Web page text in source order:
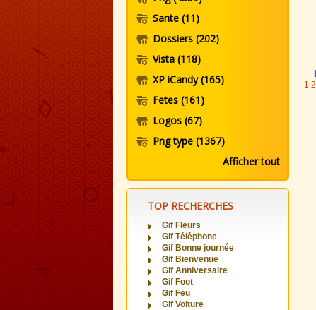
Sante (11)
Dossiers (202)
Vista (118)
XP iCandy(165)
Fetes (161)
Logos (67)
Png type (1367)
Afficher tout
TOP RECHERCHES
Gif Fleurs
Gif Téléphone
Gif Bonne journée
Gif Bienvenue
Gif Anniversaire
Gif Foot
Gif Feu
Gif Voiture
1 2